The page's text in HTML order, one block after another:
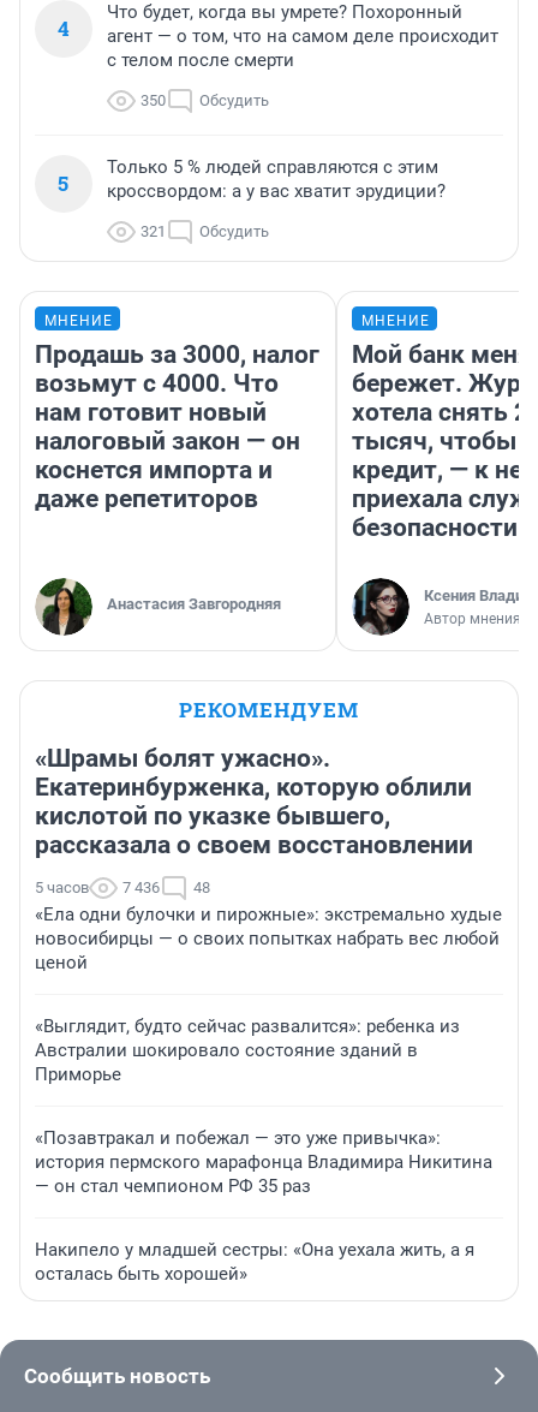
4
Что будет, когда вы умрете? Похоронный
агент — о том, что на самом деле происходит
с телом после смерти
350 Обсудить
5
Только 5 % людей справляются с этим
кроссвордом: а у вас хватит эрудиции?
321 Обсудить
МНЕНИЕ
Продашь за 3000, налог
возьмут с 4000. Что
нам готовит новый
налоговый закон — он
коснется импорта и
даже репетиторов
Анастасия Завгородняя
МНЕНИЕ
Мой банк меня
бережет.
хотела снять
тысяч, чтобы
кредит, — к
приехала
безопасности
Ксения
Автор мнения
РЕКОМЕНДУЕМ
«Шрамы болят ужасно».
Екатеринбурженка, которую облили
кислотой по указке бывшего,
рассказала о своем восстановлении
5 часов 7 436 48
«Ела одни булочки и пирожные»: экстремально худые
новосибирцы — о своих попытках набрать вес любой
ценой
«Выглядит, будто сейчас развалится»: ребенка из
Австралии шокировало состояние зданий в
Приморье
«Позавтракал и побежал — это уже привычка»:
история пермского марафонца Владимира Никитина
— он стал чемпионом РФ 35 раз
Накипело у младшей сестры: «Она уехала жить, а я
осталась быть хорошей»
Сообщить новость